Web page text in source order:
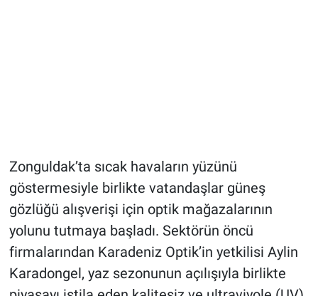
Zonguldak’ta sıcak havaların yüzünü
göstermesiyle birlikte vatandaşlar güneş
gözlüğü alışverişi için optik mağazalarının
yolunu tutmaya başladı. Sektörün öncü
firmalarından Karadeniz Optik’in yetkilisi Aylin
Karadongel, yaz sezonunun açılışıyla birlikte